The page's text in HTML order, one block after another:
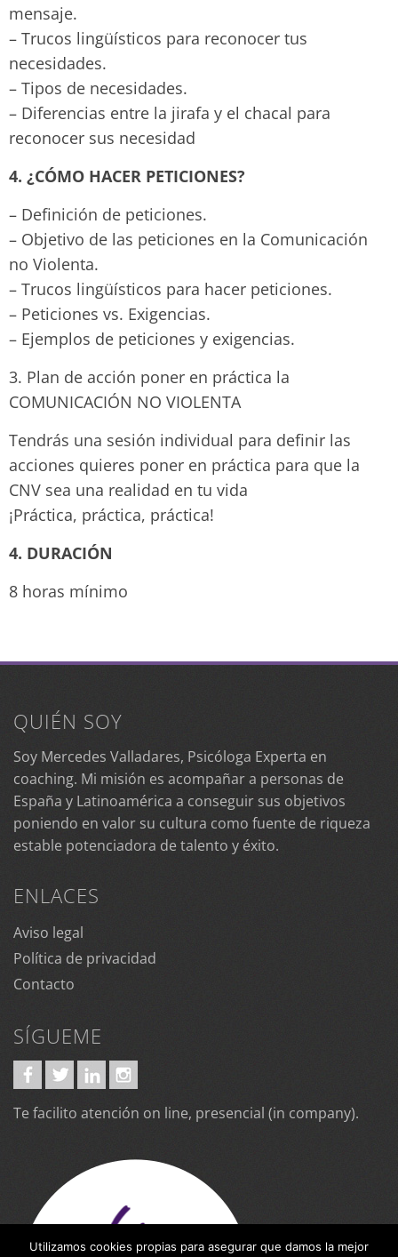
mensaje.
– Trucos lingüísticos para reconocer tus
necesidades.
– Tipos de necesidades.
– Diferencias entre la jirafa y el chacal para
reconocer sus necesidad
4. ¿CÓMO HACER PETICIONES?
– Definición de peticiones.
– Objetivo de las peticiones en la Comunicación
no Violenta.
– Trucos lingüísticos para hacer peticiones.
– Peticiones vs. Exigencias.
– Ejemplos de peticiones y exigencias.
3. Plan de acción poner en práctica la
COMUNICACIÓN NO VIOLENTA
Tendrás una sesión individual para definir las
acciones quieres poner en práctica para que la
CNV sea una realidad en tu vida
¡Práctica, práctica, práctica!
4. DURACIÓN
8 horas mínimo
QUIÉN SOY
Soy Mercedes Valladares, Psicóloga Experta en
coaching. Mi misión es acompañar a personas de
España y Latinoamérica a conseguir sus objetivos
poniendo en valor su cultura como fuente de riqueza
estable potenciadora de talento y éxito.
ENLACES
Aviso legal
Política de privacidad
Contacto
SÍGUEME
Te facilito atención on line, presencial (in company).
Utilizamos cookies propias para asegurar que damos la mejor